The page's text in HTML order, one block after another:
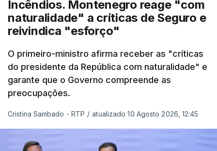
ESTE CONTEÚDO ESTÁ NESTE
MOMENTO INDISPONÍVEL
O diretor da PJ aproveitou ainda para apelar à
Incêndios. Montenegro reage "com
naturalidade" a críticas de Seguro e
reivindica "esforço"
O primeiro-ministro afirma receber as "críticas
do presidente da República com naturalidade" e
garante que o Governo compreende as
preocupações.
Cristina Sambado - RTP / atualizado 10 Agosto 2026, 12:45